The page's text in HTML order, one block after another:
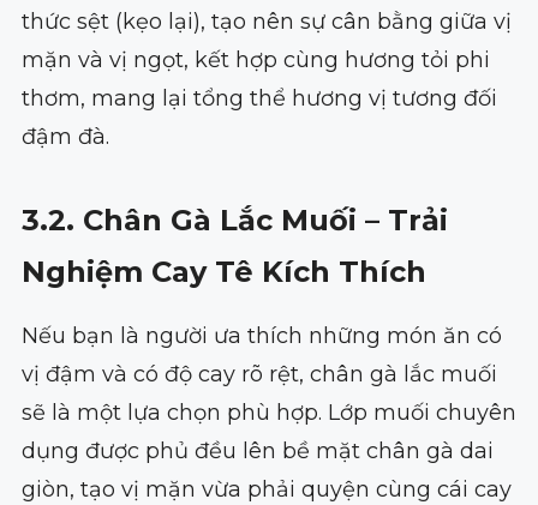
thức sệt (kẹo lại), tạo nên sự cân bằng giữa vị
mặn và vị ngọt, kết hợp cùng hương tỏi phi
thơm, mang lại tổng thể hương vị tương đối
đậm đà.
3.2. Chân Gà Lắc Muối – Trải
Nghiệm Cay Tê Kích Thích
Nếu bạn là người ưa thích những món ăn có
vị đậm và có độ cay rõ rệt, chân gà lắc muối
sẽ là một lựa chọn phù hợp. Lớp muối chuyên
dụng được phủ đều lên bề mặt chân gà dai
giòn, tạo vị mặn vừa phải quyện cùng cái cay